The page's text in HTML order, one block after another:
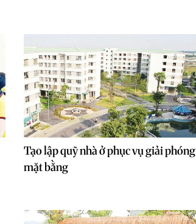
Tạo lập quỹ nhà ở phục vụ giải phóng
mặt bằng